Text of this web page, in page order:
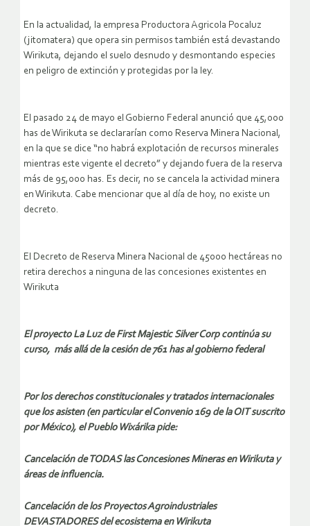
En la actualidad, la empresa Productora Agricola Pocaluz
(jitomatera) que opera sin permisos también está devastando
Wirikuta, dejando el suelo desnudo y desmontando especies
en peligro de extinción y protegidas por la ley.
El pasado 24 de mayo el Gobierno Federal anunció que 45,000
has de Wirikuta se declararían como Reserva Minera Nacional,
en la que se dice “no habrá explotación de recursos minerales
mientras este vigente el decreto” y dejando fuera de la reserva
más de 95,000 has. Es decir, no se cancela la actividad minera
en Wirikuta. Cabe mencionar que al día de hoy, no existe un
decreto.
El Decreto de Reserva Minera Nacional de 45000 hectáreas no
retira derechos a ninguna de las concesiones existentes en
Wirikuta
El proyecto La Luz de First Majestic Silver Corp continúa su
curso, más allá de la cesión de 761 has al gobierno federal
Por los derechos constitucionales y tratados internacionales
que los asisten (en particular el Convenio 169 de la OIT suscrito
por México), el Pueblo Wixárika pide:
Cancelación de TODAS las Concesiones Mineras en Wirikuta y
áreas de influencia.
Cancelación de los Proyectos Agroindustriales
DEVASTADORES del ecosistema en Wirikuta